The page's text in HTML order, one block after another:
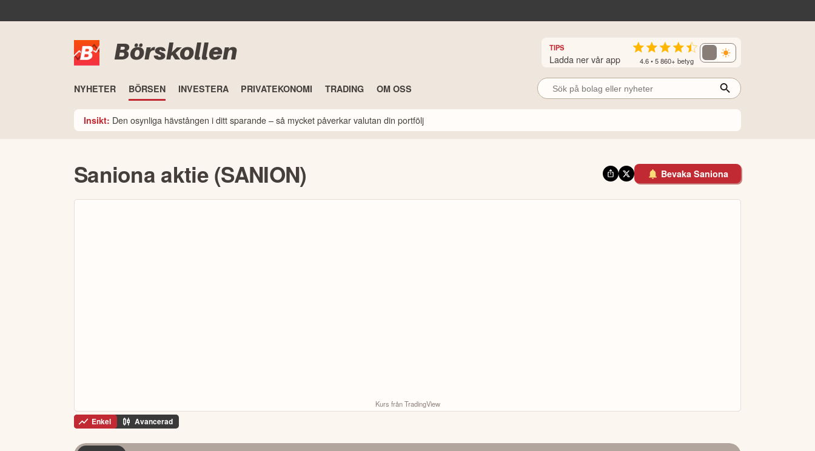
Börskollen TIPS
Ladda ner vår app 4.6 • 5 860+ betyg
NYHETER BÖRSEN INVESTERA PRIVATEKONOMI TRADING OM OSS
Insikt: Den osynliga hävstången i ditt sparande – så mycket påverkar valutan din portfölj
Saniona aktie (SANION) Bevaka Saniona
Kurs från TradingView
Enkel Avancerad